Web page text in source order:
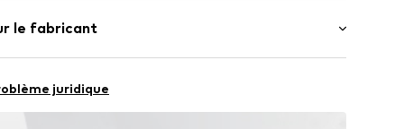
Coton
le fabricant
308
juridique